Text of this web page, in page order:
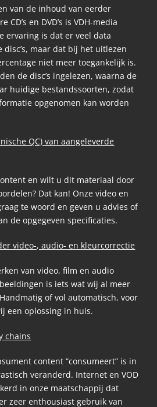
van de inhoud van eerder
en DVD’s is VDH-media
ervaring is dat er veel data
disc’s, maar dat bij het uitlezen
niet meer toegankelijk is.
de disc’s ingelezen, waarna de
huidige bestandssoorten, zodat
opgenomen kan worden
QC) van aangeleverde
en wilt u dit materiaal door
Dat kan! Onze video en
te woord en geven u advies of
de opgegeven specificaties.
video-, audio- en kleurcorrectie
van video, film en audio
is iets wat wij al meer
of vol automatisch, voor
een oplossing in huis.
chains
content “consumeert” is in
veranderd. Internet en VOD
in onze maatschappij dat
zeer enthousiast gebruik van